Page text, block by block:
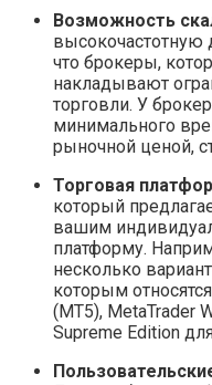
Возможность
высокочастотную
что брокеры,
накладывают
торговли. У
минимального
рыночной ценой,
Торговая
который
вашим
платформу.
несколько
которым
(MT5), MetaTrader
Supreme Edition